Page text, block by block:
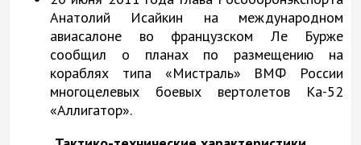
Анатолий Исайкин на международном
авиасалоне во французском Ле Бурже
сообщил о планах по размещению на
кораблях типа «Мистраль» ВМФ России
многоцелевых боевых вертолетов Ка-52
«Аллигатор».